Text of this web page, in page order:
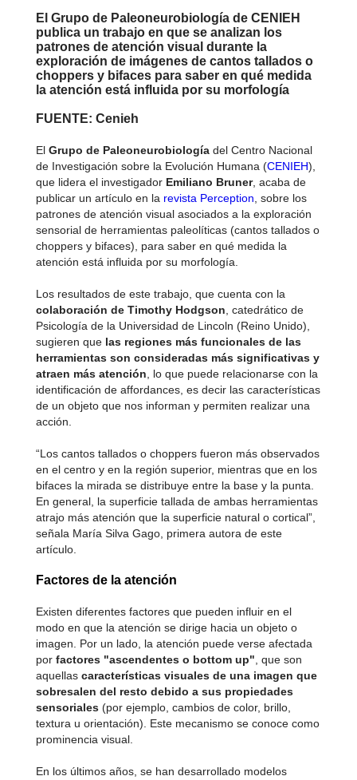
El Grupo de Paleoneurobiología de CENIEH
publica un trabajo en que se analizan los
patrones de atención visual durante la
exploración de imágenes de cantos tallados o
choppers y bifaces para saber en qué medida
la atención está influida por su morfología
FUENTE: Cenieh
El Grupo de Paleoneurobiologíadel Centro Nacional
de Investigación sobre la Evolución Humana (CENIEH),
que lidera el investigador Emiliano Bruner, acaba de
publicar un artículo en la revista Perception , sobre los
patrones de atención visual asociados a la exploración
sensorial de herramientas paleolíticas (cantos tallados o
choppers y bifaces), para saber en qué medida la
atención está influida por su morfología.
Los resultados de este trabajo, que cuenta con la
colaboración de Timothy Hodgson , catedrático de
Psicología de la Universidad de Lincoln (Reino Unido),
sugieren que las regiones más funcionales de las
herramientas son consideradas más significativas y
atraen más atención , lo que puede relacionarse con la
identificación de affordances, es decir las características
de un objeto que nos informan y permiten realizar una
acción.
“Los cantos tallados o choppers fueron más observados
en el centro y en la región superior, mientras que en los
bifaces la mirada se distribuye entre la base y la punta.
En general, la superficie tallada de ambas herramientas
atrajo más atención que la superficie natural o cortical”,
señala María Silva Gago, primera autora de este
artículo.
Factores de la atención
Existen diferentes factores que pueden influir en el
modo en que la atención se dirige hacia un objeto o
imagen. Por un lado, la atención puede verse afectada
por factores "ascendentes o bottom up" , que son
aquellascaracterísticas visuales de una imagen que
sobresalen del resto debido a sus propiedades
sensoriales(por ejemplo, cambios de color, brillo,
textura u orientación). Este mecanismo se conoce como
prominencia visual.
En los últimos años, se han desarrollado modelos